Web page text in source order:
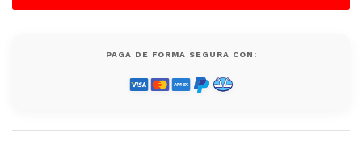
G0071710,
PAGA DE FORMA SEGURA CON: